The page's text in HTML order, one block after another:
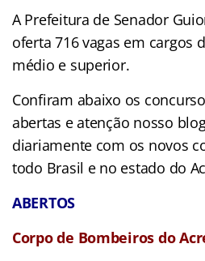
A Prefeitura de Senador
oferta 716 vagas em cargos
médio e superior.
Confiram abaixo os
abertas e atenção nosso
diariamente com os novos
todo Brasil e no estado do
ABERTOS
Corpo de Bombeiros do